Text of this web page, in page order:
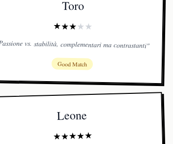
Toro
★★★★★
vs. stabilità, complementari ma contrastanti"
Good Match
Leone
★★★★★